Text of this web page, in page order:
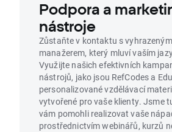
Podpora a
nástroje
Zůstaňte v kontaktu s vyhrazeným
manažerem, který mluví vaším
Využijte našich efektivních
nástrojů, jako jsou RefCodes a
personalizované vzdělávací
vytvořené pro vaše klienty. Jsme
vám pomohli realizovat vaše
prostřednictvím webinářů, kurzů